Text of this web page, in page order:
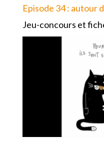
Episode 34 : autour
Jeu-concours et